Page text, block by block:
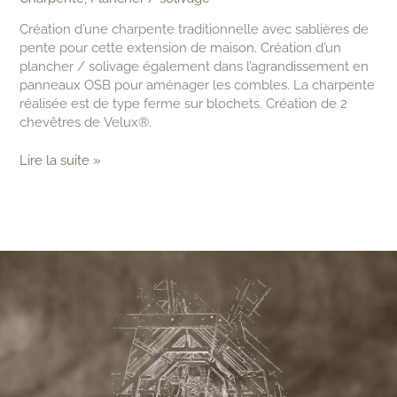
Création d’une charpente traditionnelle avec sablières de
pente pour cette extension de maison. Création d’un
plancher / solivage également dans l’agrandissement en
panneaux OSB pour aménager les combles. La charpente
réalisée est de type ferme sur blochets. Création de 2
chevêtres de Velux®.
Lire la suite »